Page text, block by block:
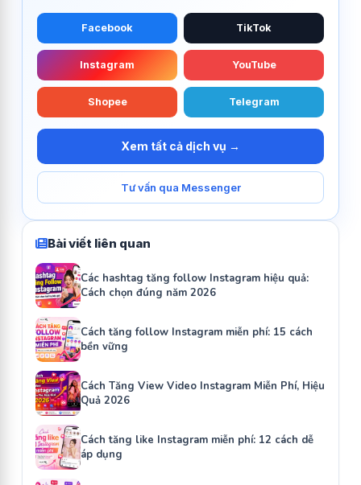
Facebook TikTok
Instagram YouTube
Shopee Telegram
Xem tất cả dịch vụ →
Tư vấn qua Messenger
Bài viết liên quan
Các hashtag tăng follow Instagram hiệu quả:
Cách chọn đúng năm 2026
Cách tăng follow Instagram miễn phí: 15 cách
bền vững
Cách Tăng View Video Instagram Miễn Phí, Hiệu
Quả 2026
Cách tăng like Instagram miễn phí: 12 cách dễ
áp dụng